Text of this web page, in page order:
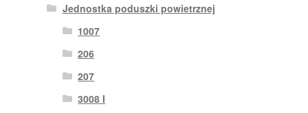
Jednostka poduszki powietrznej
1007
206
207
3008 I